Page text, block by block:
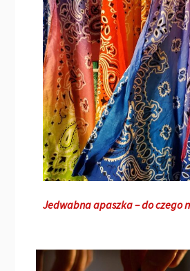
Jedwabna apaszka – do czego